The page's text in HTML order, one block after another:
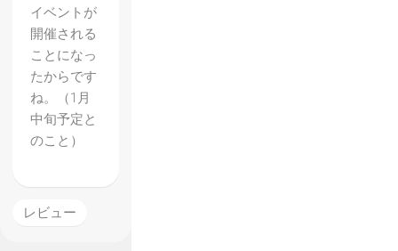
イベントが
開催される
ことになっ
たからです
ね。（1月
中旬予定と
のこと）
レビュー